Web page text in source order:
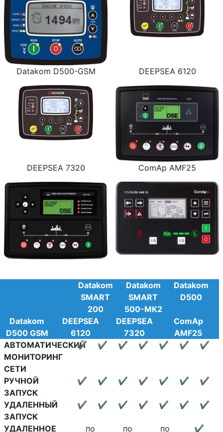
Datakom D500-GSM DEEPSEA 6120
DEEPSEA 7320 ComAp AMF25
Datakom
SMART
200
Datakom
SMART
500-MK2
Datakom
D500
Datakom
D500 GSM
DEEPSEA
6120
DEEPSEA
7320
ComAp
AMF25
АВТОМАТИЧЕСКИЙ
МОНИТОРИНГ
СЕТИ
✔ ✔ ✔ ✔ ✔ ✔ ✔
РУЧНОЙ
ЗАПУСК
✔ ✔ ✔ ✔ ✔ ✔ ✔
УДАЛЕННЫЙ
ЗАПУСК
✔ ✔ ✔ ✔ ✔ ✔ ✔
УДАЛЕННОЕ
по
по
по
✔